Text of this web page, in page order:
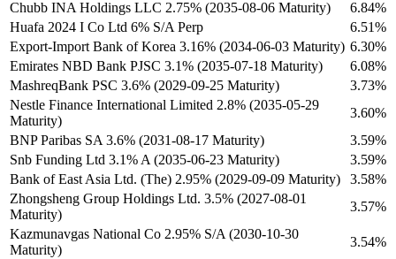
Chubb INA Holdings LLC 2.75% (2035-08-06 Maturity)
6.84%
Huafa 2024 I Co Ltd 6% S/A Perp
6.51%
Export-Import Bank of Korea 3.16% (2034-06-03 Maturity) 6.30%
Emirates NBD Bank PJSC 3.1% (2035-07-18 Maturity)
6.08%
MashreqBank PSC 3.6% (2029-09-25 Maturity)
3.73%
Nestle Finance International Limited 2.8% (2035-05-29
Maturity)
3.60%
BNP Paribas SA 3.6% (2031-08-17 Maturity)
3.59%
Snb Funding Ltd 3.1% A (2035-06-23 Maturity)
3.59%
Bank of East Asia Ltd. (The) 2.95% (2029-09-09 Maturity)
3.58%
Zhongsheng Group Holdings Ltd. 3.5% (2027-08-01
Maturity)
3.57%
Kazmunavgas National Co 2.95% S/A (2030-10-30
Maturity)
3.54%